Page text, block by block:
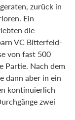
zurück in
Ein
die
VC Bitterfeld-
von fast 500
Partie. Nach dem
dann aber in ein
kontinuierlich
zwei